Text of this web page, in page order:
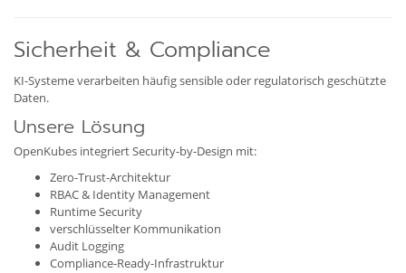
Sicherheit & Compliance
KI-Systeme verarbeiten häufig sensible oder regulatorisch geschützte
Daten.
Unsere Lösung
OpenKubes integriert Security-by-Design mit:
Zero-Trust-Architektur
RBAC & Identity Management
Runtime Security
verschlüsselter Kommunikation
Audit Logging
Compliance-Ready-Infrastruktur